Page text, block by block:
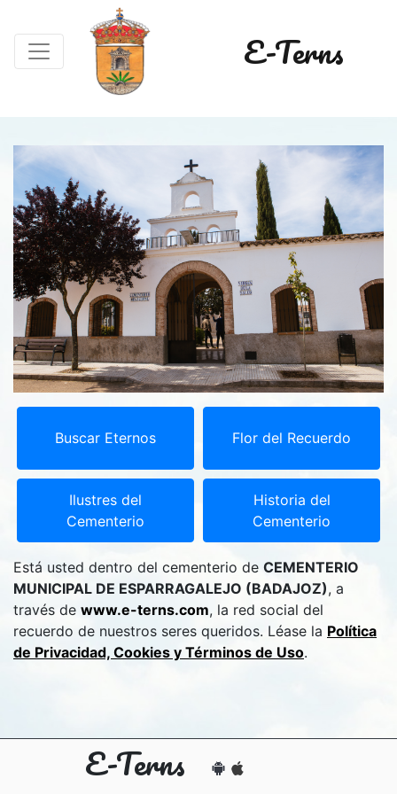
E-Terns
Buscar Eternos Flor del Recuerdo
Ilustres del
Cementerio
Historia del
Cementerio
Está usted dentro del cementerio de CEMENTERIO
MUNICIPAL DE ESPARRAGALEJO (BADAJOZ), a
través de www.e-terns.com, la red social del
recuerdo de nuestros seres queridos. Léase la Política
de Privacidad, Cookies y Términos de Uso.
E-Terns